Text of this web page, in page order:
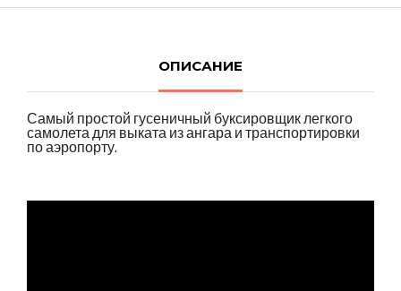
ОПИСАНИЕ
Самый простой гусеничный буксировщик легкого
самолета для выката из ангара и транспортировки
по аэропорту.